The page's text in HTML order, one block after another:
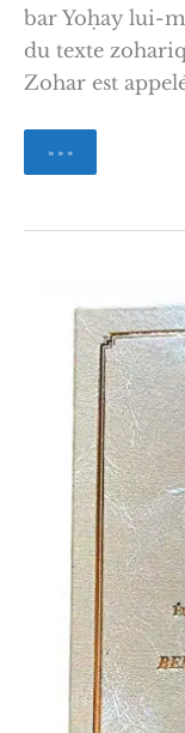
bar Yoḥay lui-
du texte
Zohar est
La
Lumière
Torah
» » »